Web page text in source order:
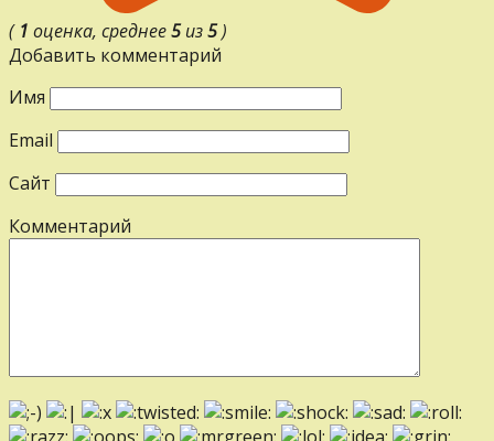
( 1 оценка, среднее5из5)
Добавить комментарий
Имя
Email
Сайт
Комментарий